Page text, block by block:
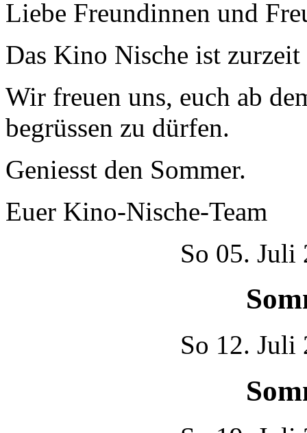
Liebe Freundinnen und
Das Kino Nische ist zurzeit
Wir freuen uns, euch ab
begrüssen zu dürfen.
Geniesst den Sommer.
Euer Kino-Nische-Team
So 05. Juli
So 12. Juli